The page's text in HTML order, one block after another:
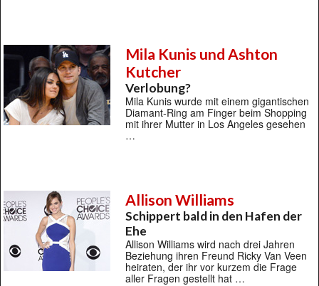
Mila Kunis und Ashton
Kutcher
Verlobung?
Mila Kunis wurde mit einem gigantischen
Diamant-Ring am Finger beim Shopping
mit ihrer Mutter in Los Angeles gesehen
…
Allison Williams
Schippert bald in den Hafen der
Ehe
Allison Williams wird nach drei Jahren
Beziehung ihren Freund Ricky Van Veen
heiraten, der ihr vor kurzem die Frage
aller Fragen gestellt hat …